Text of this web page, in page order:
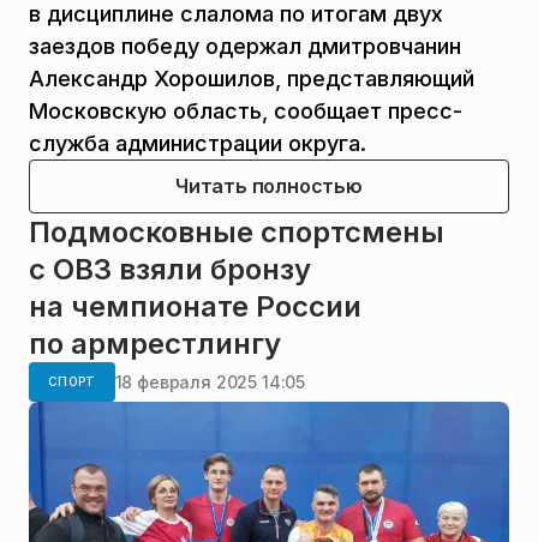
в дисциплине слалома по итогам двух
заездов победу одержал дмитровчанин
Александр Хорошилов, представляющий
Московскую область, сообщает пресс-
служба администрации округа.
Читать полностью
Подмосковные спортсмены
с ОВЗ взяли бронзу
на чемпионате России
по армрестлингу
СПОРТ 18 февраля 2025 14:05